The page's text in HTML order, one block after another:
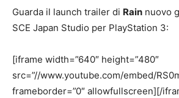
Guarda il launch trailer di Rain nuovo
SCE Japan Studio per PlayStation 3:
[iframe width=”640″ height=”480″
src=”//www.youtube.com/embed/
frameborder=”0″ allowfullscreen][/